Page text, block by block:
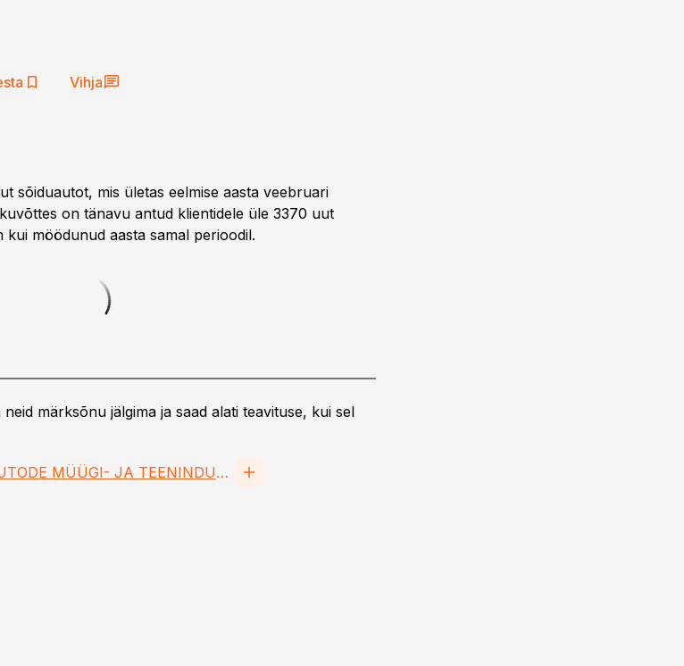
Vihja
sõiduautot, mis ületas eelmise aasta veebruari
on tänavu antud klientidele üle 3370 uut
möödunud aasta samal perioodil.
neid märksõnu jälgima ja saad alati teavituse, kui sel
AUTODE MÜÜGI- JA TEENINDUSETTEVÕTETE EESTI LIIT MTÜ